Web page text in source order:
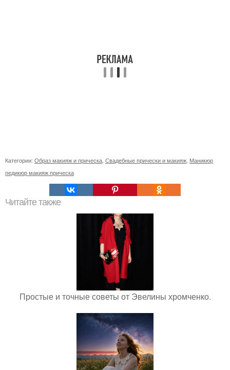
Категории: Образ макияж и прическа Свадебные прически и макияж Маникюр
педикюр макияж прическа
Читайте также
Простые и точные советы от Эвелины хромченко.